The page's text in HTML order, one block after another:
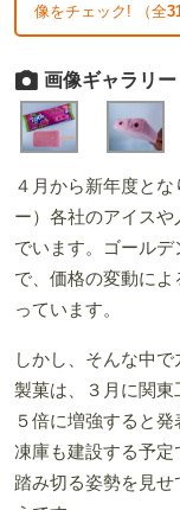
像をチェック! （全
画像ギャラリー
４月から新年度と
ー）各社のアイス
でいます。ゴール
で、価格の変動によ
っています。
しかし、そんな中
製菓は、３月に関
５倍に増強すると
凍庫も建設する予定
踏み切る姿勢を見